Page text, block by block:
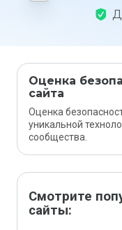
Оценка
сайта
Оценка
уникальной
сообщества.
Смотрите
сайты: